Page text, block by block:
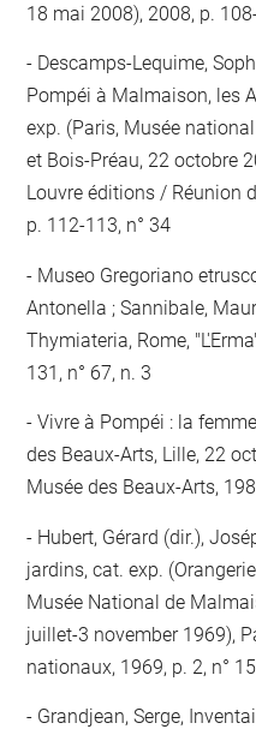
18 mai 2008), 2008, p.
Descamps-Lequime,
Pompéi à Malmaison, les
exp. (Paris, Musée
et Bois-Préau, 22 octobre
Louvre éditions / Réunion
p. 112-113, n° 34
Museo Gregoriano
Antonella ; Sannibale,
Thymiateria, Rome,
131, n° 67, n. 3
Vivre à Pompéi : la
des Beaux-Arts, Lille, 22
Musée des Beaux-Arts,
Hubert, Gérard (dir.),
jardins, cat. exp.
Musée National de
juillet-3 november 1969),
nationaux, 1969, p. 2, n° 15
Grandjean, Serge,